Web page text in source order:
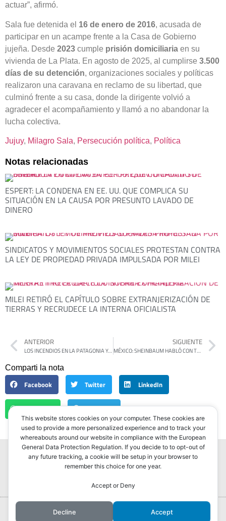
actuar”, afirmó.
Sala fue detenida el 16 de enero de 2016, acusada de
participar en un acampe frente a la Casa de Gobierno
jujeña. Desde 2023 cumple prisión domiciliaria en su
vivienda de La Plata. En agosto de 2025, al cumplirse 3.500
días de su detención, organizaciones sociales y políticas
realizaron una caravana en reclamo de su libertad, que
culminó frente a su casa, donde la dirigente volvió a
agradecer el acompañamiento y llamó a no abandonar la
lucha colectiva.
Jujuy, Milagro Sala, Persecución política, Política
Notas relacionadas
ESPERT: LA CONDENA EN EE. UU. QUE COMPLICA SU
SITUACIÓN EN LA CAUSA POR PRESUNTO LAVADO DE
DINERO
SINDICATOS Y MOVIMIENTOS SOCIALES PROTESTAN CONTRA
LA LEY DE PROPIEDAD PRIVADA IMPULSADA POR MILEI
MILEI RETIRÓ EL CAPÍTULO SOBRE EXTRANJERIZACIÓN DE
TIERRAS Y RECRUDECE LA INTERNA OFICIALISTA
ANTERIOR
LOS INCENDIOS EN LA PATAGONIA YA ARRASARON UNA SUPERFICIE EQUIVALENTE A CABA
SIGUIENTE
MÉXICO: SHEINBAUM HABLÓ CON TRUMP Y DESCARTÓ EL ENVÍO DE TROPAS DE EEUU
Comparti la nota
Facebook Twitter LinkedIn
WhatsApp Telegram
Portada Hurlingham Post ®2022
This website stores cookies on your computer. These cookies are
used to provide a more personalized experience and to track your
whereabouts around our website in compliance with the European
General Data Protection Regulation. If you decide to to opt-out of
any future tracking, a cookie will be setup in your browser to
remember this choice for one year.
Accept or Deny
Decline Accept